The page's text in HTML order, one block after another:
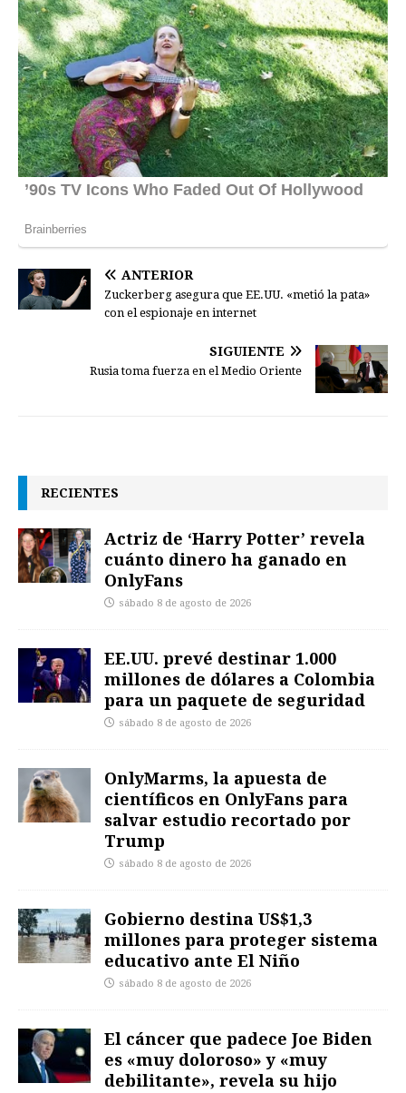
ANTERIOR
Zuckerberg asegura que EE.UU. «metió la pata»
con el espionaje en internet
SIGUIENTE
Rusia toma fuerza en el Medio Oriente
RECIENTES
Actriz de ‘Harry Potter’ revela
cuánto dinero ha ganado en
OnlyFans
sábado 8 de agosto de 2026
EE.UU. prevé destinar 1.000
millones de dólares a Colombia
para un paquete de seguridad
sábado 8 de agosto de 2026
OnlyMarms, la apuesta de
científicos en OnlyFans para
salvar estudio recortado por
Trump
sábado 8 de agosto de 2026
Gobierno destina US$1,3
millones para proteger sistema
educativo ante El Niño
sábado 8 de agosto de 2026
El cáncer que padece Joe Biden
es «muy doloroso» y «muy
debilitante», revela su hijo